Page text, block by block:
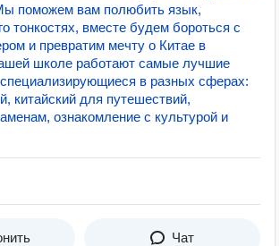
поможем вам полюбить язык,
тонкостях, вместе будем бороться с
и превратим мечту о Китае в
школе работают самые лучшие
в разных сферах:
китайский для путешествий,
ознакомление с культурой и
Чат